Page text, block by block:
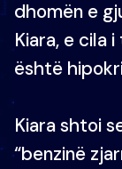
dhomën e
Kiara, e cila
është
Kiara shtoi
“benzinë